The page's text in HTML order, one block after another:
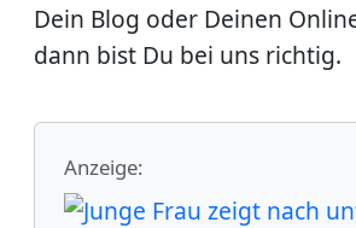
Dein Blog oder Deinen
dann bist Du bei uns richtig.
Anzeige: